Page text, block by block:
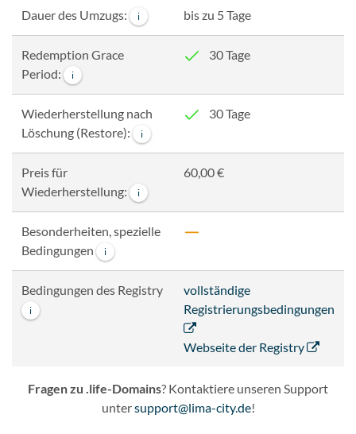
Dauer des Umzugs: i bis zu 5 Tage
Redemption Grace
Period:
i
30 Tage
Wiederherstellung nach
Löschung (Restore):
i
30 Tage
Preis für
Wiederherstellung:
i
60,00 €
Besonderheiten, spezielle
Bedingungen
i
Bedingungen des Registry
i
vollständige
Registrierungsbedingungen
Webseite der Registry
Fragen zu .life-Domains? Kontaktiere unseren Support
untersupport@lima-city.de!